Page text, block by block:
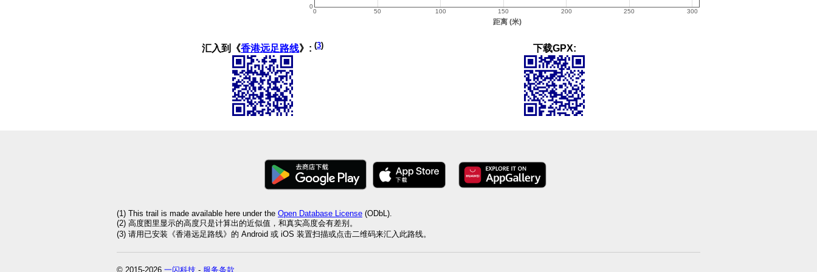
汇入到《香港远足路线》: (3) 下载GPX:
(1) This trail is made available here under the Open Database License (ODbL).
(2) 高度图里显示的高度只是计算出的近似值，和真实高度会有差别。
(3) 请用已安装《香港远足路线》的 Android 或 iOS 装置扫描或点击二维码来汇入此路线。
© 2015-2026 一闪科技 - 服务条款